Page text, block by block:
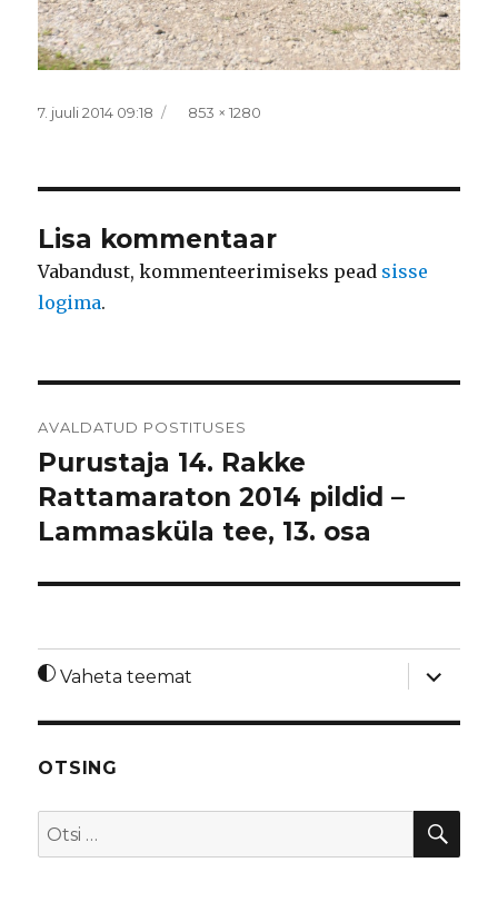
Postitatud
7. juuli 2014 09:18 Täissuurus
853 × 1280
Lisa kommentaar
Vabandust, kommenteerimiseks pead sisse
logima.
AVALDATUD POSTITUSES
Purustaja 14. Rakke
Rattamaraton 2014 pildid –
Lammasküla tee, 13. osa
Vaheta teemat
laienda
OTSING
Otsi: